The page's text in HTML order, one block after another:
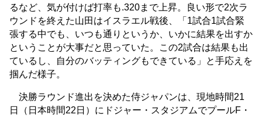
るなど、気が付けば打率も.320まで上昇。良い形で2次ラ
ウンドを終えた山田はイスラエル戦後、「1試合1試合緊
張する中でも、いつも通りというか、いかに結果を出すか
ということが大事だと思っていた。この2試合は結果も出
ているし、自分のバッティングもできている」と手応えを
掴んだ様子。
決勝ラウンド進出を決めた侍ジャパンは、現地時間21
日（日本時間22日）にドジャー・スタジアムでプールF・